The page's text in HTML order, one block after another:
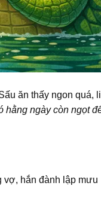
ăn thấy ngon quá,
hằng ngày còn ngọt
vợ, hắn đành lập mưu